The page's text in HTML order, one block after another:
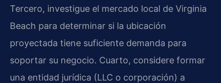
Tercero, investigue el mercado local de Virginia
Beach para determinar si la ubicación
proyectada tiene suficiente demanda para
soportar su negocio. Cuarto, considere formar
una entidad jurídica (LLC o corporación) a